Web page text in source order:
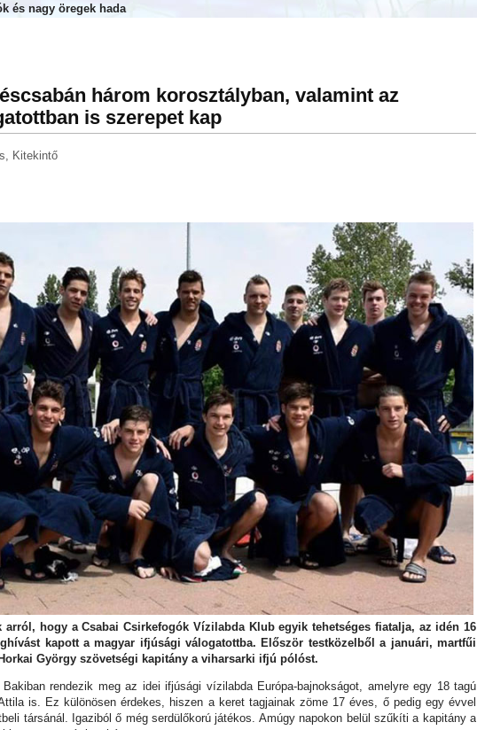
és nagy öregek hada
három korosztályban, valamint az
is szerepet kap
, Kitekintő
arról, hogy a Csabai Csirkefogók Vízilabda Klub egyik tehetséges fiatalja, az idén 16
kapott a magyar ifjúsági válogatottba. Először testközelből a januári, martfűi
György szövetségi kapitány a viharsarki ifjú pólóst.
rendezik meg az idei ifjúsági vízilabda Európa-bajnokságot, amelyre egy 18 tagú
is. Ez különösen érdekes, hiszen a keret tagjainak zöme 17 éves, ő pedig egy évvel
társánál. Igaziból ő még serdülőkorú játékos. Amúgy napokon belül szűkíti a kapitány a